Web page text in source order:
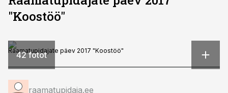
"Koostöö"
42 fotot
Raamatupidajate päev 2017 "Koostöö"
raamatupidaja.ee